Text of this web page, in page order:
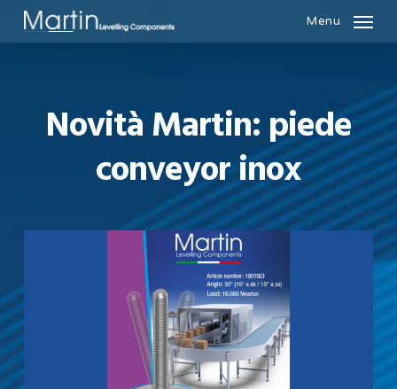
Skip
Menu
Novità Martin: piede
conveyor inox